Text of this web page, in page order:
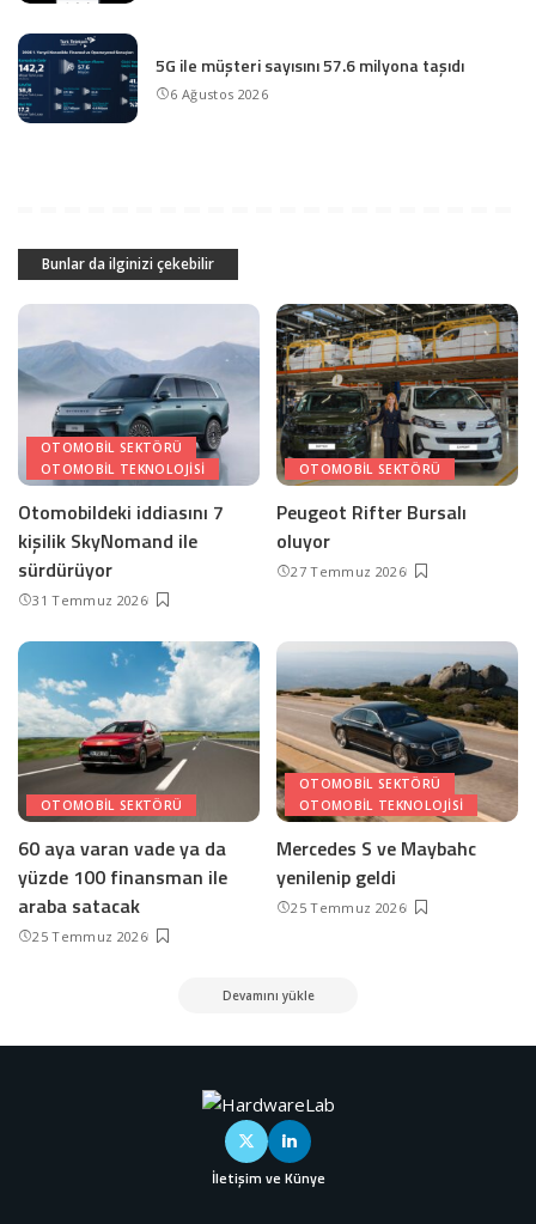
5G ile müşteri sayısını 57.6 milyona taşıdı
6 Ağustos 2026
Bunlar da ilginizi çekebilir
OTOMOBIL SEKTÖRÜ
OTOMOBIL TEKNOLOJISI
Otomobildeki iddiasını 7
kişilik SkyNomand ile
sürdürüyor
31 Temmuz 2026
OTOMOBIL SEKTÖRÜ
Peugeot Rifter Bursalı
oluyor
27 Temmuz 2026
OTOMOBIL SEKTÖRÜ
60 aya varan vade ya da
yüzde 100 finansman ile
araba satacak
25 Temmuz 2026
OTOMOBIL SEKTÖRÜ
OTOMOBIL TEKNOLOJISI
Mercedes S ve Maybahc
yenilenip geldi
25 Temmuz 2026
Devamını yükle
İletişim ve Künye